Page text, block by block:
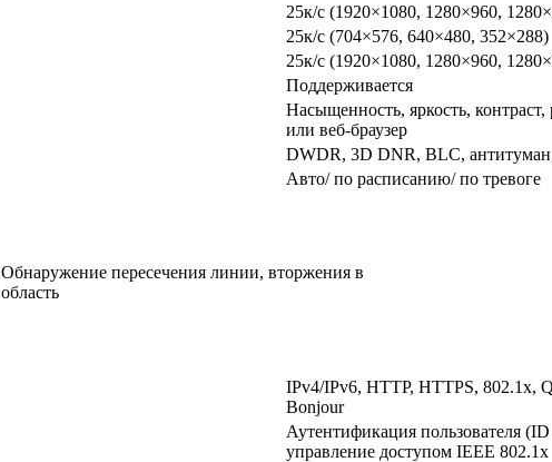
25к/с (1920×1080, 1280×960,
25к/с (704×576, 640×480, 352×288)
25к/с (1920×1080, 1280×960,
Поддерживается
Насыщенность, яркость,
или веб-браузер
DWDR, 3D DNR, BLC,
Авто/ по расписанию/ по тревоге
Обнаружение пересечения линии, вторжения в
область
IPv4/IPv6, HTTP, HTTPS, 802.1x,
Bonjour
Аутентификация пользователя
управление доступом IEEE 802.1x